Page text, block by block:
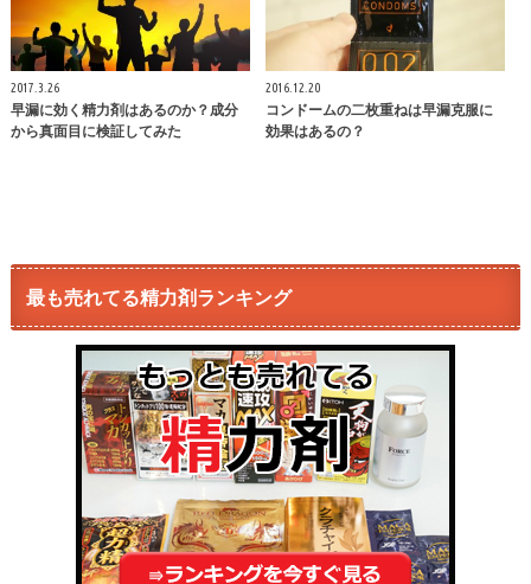
2017.3.26
早漏に効く精力剤はあるのか？成分
から真面目に検証してみた
2016.12.20
コンドームの二枚重ねは早漏克服に
効果はあるの？
最も売れてる精力剤ランキング